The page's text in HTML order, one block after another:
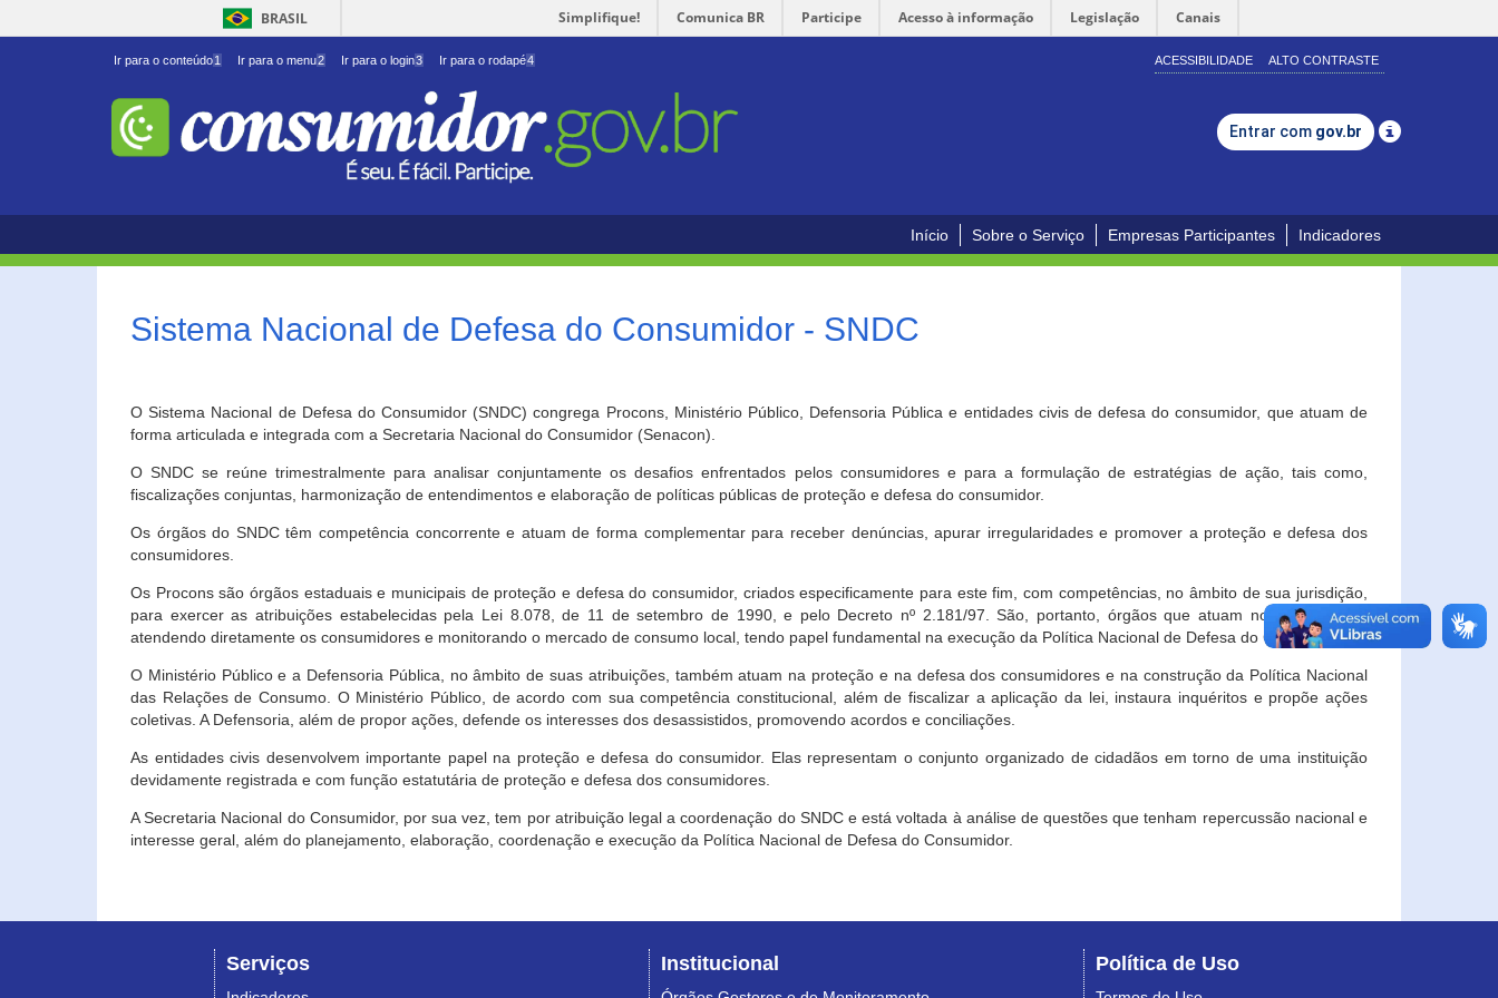
BRASIL Simplifique! Comunica BR Participe Acesso à informação Legislação Canais
Ir para o conteúdo1 Ir para o menu2 Ir para o login3 Ir para o rodapé4 ACESSIBILIDADE ALTO CONTRASTE
Entrar com gov.br
Início Sobre o Serviço Empresas Participantes Indicadores
Sistema Nacional de Defesa do Consumidor - SNDC
O Sistema Nacional de Defesa do Consumidor (SNDC) congrega Procons, Ministério Público, Defensoria Pública e entidades civis de defesa do consumidor, que atuam de
forma articulada e integrada com a Secretaria Nacional do Consumidor (Senacon).
O SNDC se reúne trimestralmente para analisar conjuntamente os desafios enfrentados pelos consumidores e para a formulação de estratégias de ação, tais como,
fiscalizações conjuntas, harmonização de entendimentos e elaboração de políticas públicas de proteção e defesa do consumidor.
Os órgãos do SNDC têm competência concorrente e atuam de forma complementar para receber denúncias, apurar irregularidades e promover a proteção e defesa dos
consumidores.
Os Procons são órgãos estaduais e municipais de proteção e defesa do consumidor, criados especificamente para este fim, com competências, no âmbito de sua jurisdição,
para exercer as atribuições estabelecidas pela Lei 8.078, de 11 de setembro de 1990, e pelo Decreto nº 2.181/97. São, portanto, órgãos que atuam no âmbito local,
atendendo diretamente os consumidores e monitorando o mercado de consumo local, tendo papel fundamental na execução da Política Nacional de Defesa do Consumidor.
O Ministério Público e a Defensoria Pública, no âmbito de suas atribuições, também atuam na proteção e na defesa dos consumidores e na construção da Política Nacional
das Relações de Consumo. O Ministério Público, de acordo com sua competência constitucional, além de fiscalizar a aplicação da lei, instaura inquéritos e propõe ações
coletivas. A Defensoria, além de propor ações, defende os interesses dos desassistidos, promovendo acordos e conciliações.
As entidades civis desenvolvem importante papel na proteção e defesa do consumidor. Elas representam o conjunto organizado de cidadãos em torno de uma instituição
devidamente registrada e com função estatutária de proteção e defesa dos consumidores.
A Secretaria Nacional do Consumidor, por sua vez, tem por atribuição legal a coordenação do SNDC e está voltada à análise de questões que tenham repercussão nacional e
interesse geral, além do planejamento, elaboração, coordenação e execução da Política Nacional de Defesa do Consumidor.
Serviços Institucional Política de Uso